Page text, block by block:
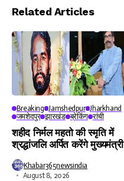
Player
Related Articles
Breaking Jamshedpur Jharkhand
जमशेदपुर झारखंड ब्रेकिंग रांची
शहीद निर्मल महतो की स्मृति में
श्रद्धांजलि अर्पित करेंगे मुख्यमंत्री
Khabar365newsindia
August 8, 2026